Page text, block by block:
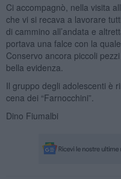
Ci accompagnò, nella visita
che vi si recava a lavorare
di cammino all’andata e
portava una falce con la
Conservo ancora piccoli
bella evidenza.
Il gruppo degli adolescenti è
cena dei “Farnocchini”.
Dino Fiumalbi